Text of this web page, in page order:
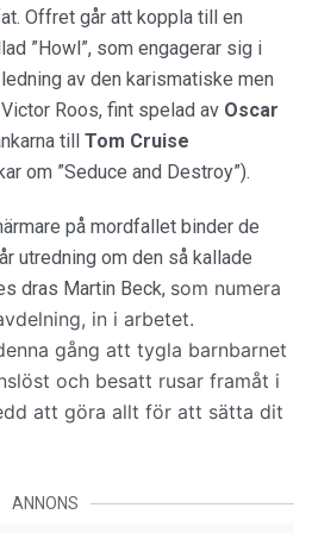
Offret går att koppla till en
”Howl”, som engagerar sig i
av den karismatiske men
Roos, fint spelad av Oscar
till Tom Cruise
om ”Seduce and Destroy”).
på mordfallet binder de
utredning om den så kallade
dras Martin Beck, som numera
in i arbetet.
gång att tygla barnbarnet
och besatt rusar framåt i
att göra allt för att sätta dit
ANNONS